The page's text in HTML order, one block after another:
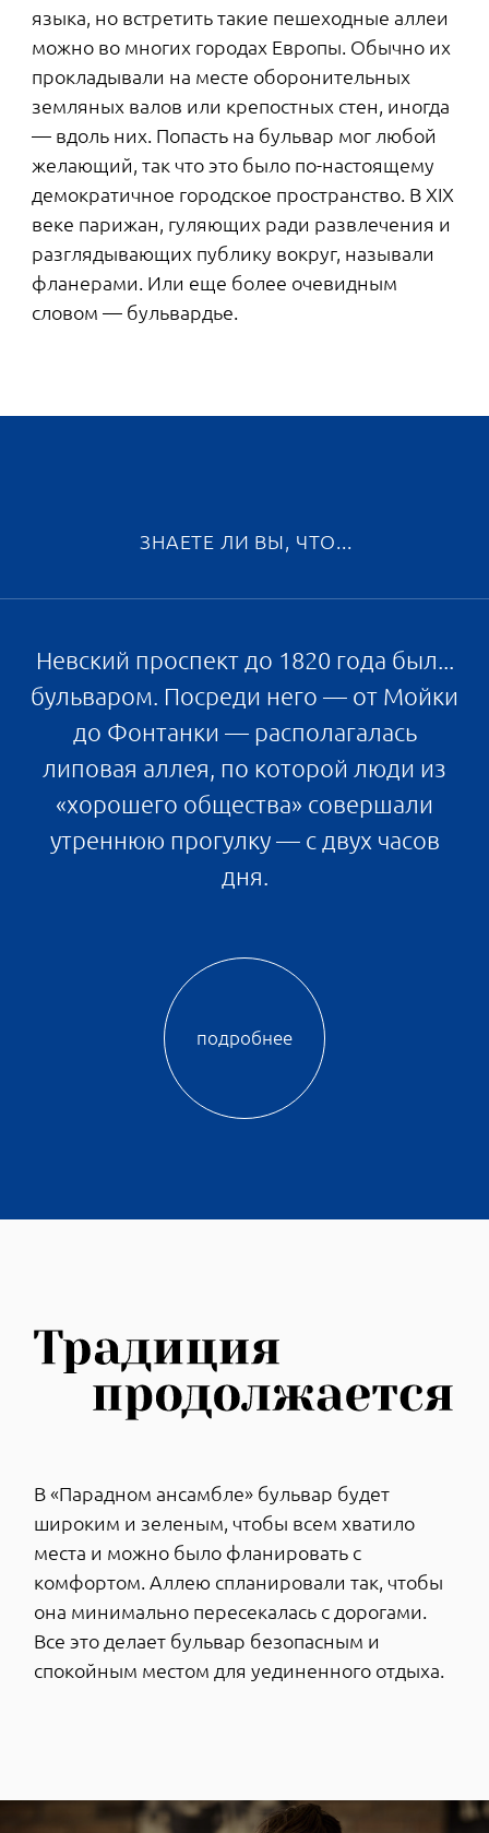
В Петербург рестораны пришли из-за
рубежа, их держали в основном
иностранцы — французы или
ЗНАЕТЕ ЛИ ВЫ, ЧТО...
Какой же европейский отдых в Северной
столице без трапезы в ресторане — по
особому случаю или просто под настроение!
Создатели «Парадного ансамбля» решили
Так что семейный обед или ужин с друзьями
можно будет устроить в любой день, не
выбираясь в центр города.
В этой стране будущий император Петр I не
только учился корабельному делу, но и
вместе с другими «московитянами»
увлеченно осваивал катание на коньках.
Тренировки на льду голландских каналов не
всегда проходили гладко: новички постоянно
падали, а порой даже проваливались под лед.
водоемов Петербурга и Кронштадта.
Очередное европейское нововведение